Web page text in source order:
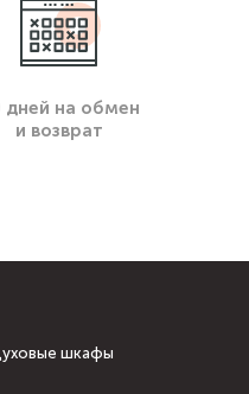
дней на обмен
и возврат
шкафы